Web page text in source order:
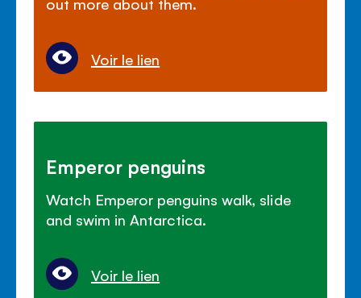
Voir le lien
Emperor penguins
Watch Emperor penguins walk, slide
and swim in Antarctica.
Voir le lien